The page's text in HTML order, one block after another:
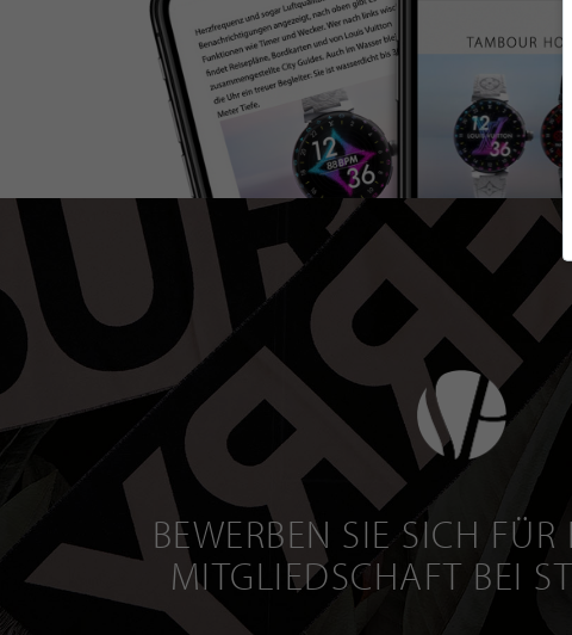
BEWERBEN SIE SICH FÜR
MITGLIEDSCHAFT BEI